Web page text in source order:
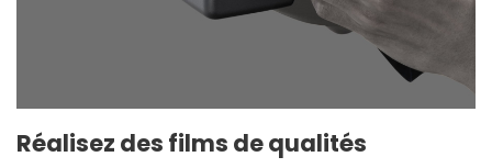
Réalisez des films de qualités